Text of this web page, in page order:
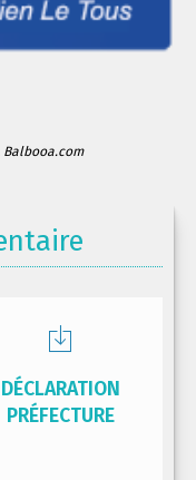
DÉCLARATION
PRÉFECTURE